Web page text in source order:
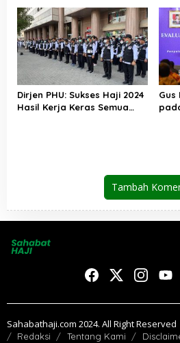
Tahapannya
Dirjen PHU: Sukses Haji 2024
Hasil Kerja Keras Semua
Gus
Tambah
Sahabathaji.com 2024. All Right Reserved
Redaksi Tentang Kami